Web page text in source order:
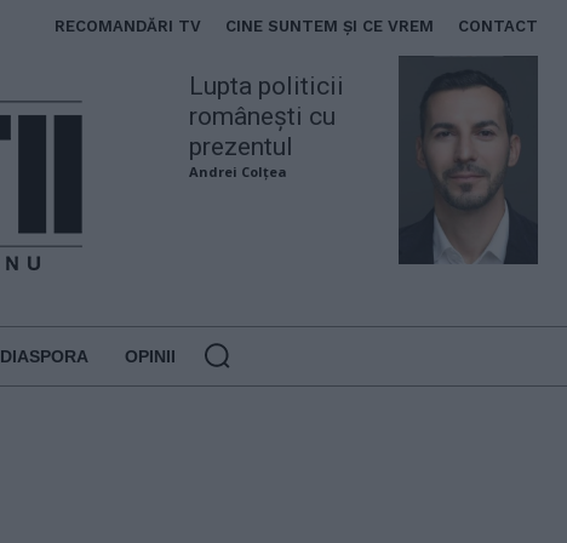
RECOMANDĂRI TV CINE SUNTEM ȘI CE VREM CONTACT
Lupta politicii
românești cu
prezentul
Andrei Colțea
DIASPORA OPINII